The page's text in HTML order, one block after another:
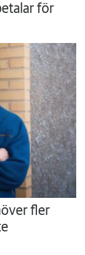
för
fler